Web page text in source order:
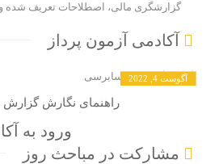
گزارشگری مالی، اصطلاحات تعریف شده
آکادمی آزمون پرداز
آگوست 4, 2022
راهنمای نگارش
ورود به
مشارکت در مباحث روز